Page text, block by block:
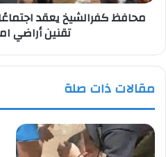
املاك
محافظ كفرالشيخ يعقد
تقنين أراضي
مقالات ذات صلة